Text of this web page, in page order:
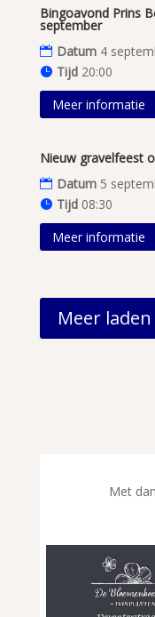
Bingoavond Prins
september
Datum 4
Tijd 20:00
Meer informatie
Nieuw gravelfeest
Datum 5
Tijd 08:30
Meer informatie
Meer laden
Met